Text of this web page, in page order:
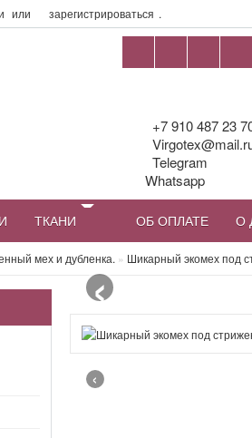
или зарегистрироваться .
+7 910 487 23
Telegram
Whatsapp
ТКАНИ ОБ ОПЛАТЕ О
мех и дубленка. » Шикарный экомех под
‹
‹